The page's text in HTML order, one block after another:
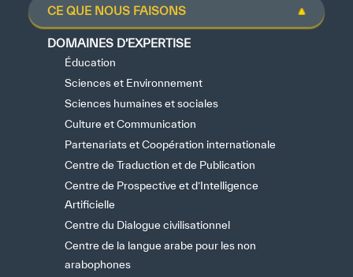
CE QUE NOUS FAISONS
DOMAINES D’EXPERTISE
Éducation
Sciences et Environnement
Sciences humaines et sociales
Culture et Communication
Partenariats et Coopération internationale
Centre de Traduction et de Publication
Centre de Prospective et d’Intelligence
Artificielle
Centre du Dialogue civilisationnel
Centre de la langue arabe pour les non
arabophones